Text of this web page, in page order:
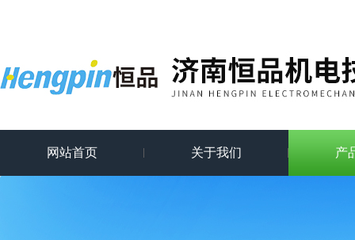
网站首页 关于我们 产